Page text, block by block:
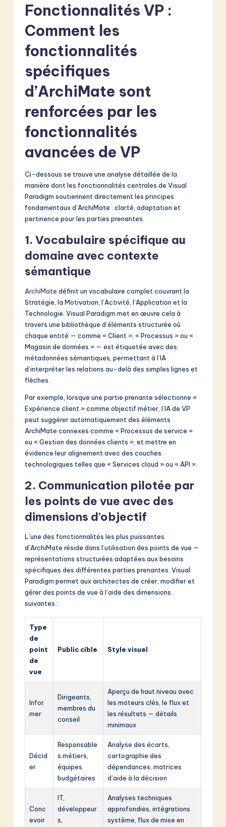
Fonctionnalités VP :
Comment les
fonctionnalités
spécifiques
d’ArchiMate sont
renforcées par les
fonctionnalités
avancées de VP
Ci-dessous se trouve une analyse détaillée de la
manière dont les fonctionnalités centrales de Visual
Paradigm soutiennent directement les principes
fondamentaux d’ArchiMate : clarté, adaptation et
pertinence pour les parties prenantes.
1. Vocabulaire spécifique au
domaine avec contexte
sémantique
ArchiMate définit un vocabulaire complet couvrant la
Stratégie, la Motivation, l’Activité, l’Application et la
Technologie. Visual Paradigm met en œuvre cela à
travers une bibliothèque d’éléments structurée où
chaque entité — comme « Client », « Processus » ou «
Magasin de données » — est étiquetée avec des
métadonnées sémantiques, permettant à l’IA
d’interpréter les relations au-delà des simples lignes et
flèches.
Par exemple, lorsque une partie prenante sélectionne «
Expérience client » comme objectif métier, l’IA de VP
peut suggérer automatiquement des éléments
ArchiMate connexes comme « Processus de service »
ou « Gestion des données clients », et mettre en
évidence leur alignement avec des couches
technologiques telles que « Services cloud » ou « API ».
2. Communication pilotée par
les points de vue avec des
dimensions d’objectif
L’une des fonctionnalités les plus puissantes
d’ArchiMate réside dans l’utilisation des points de vue —
représentations structurées adaptées aux besoins
spécifiques des différentes parties prenantes. Visual
Paradigm permet aux architectes de créer, modifier et
gérer des points de vue à l’aide des dimensions
suivantes :
Type
de
point
de
vue
Public cible Style visuel
Infor
mer
Dirigeants,
membres du
conseil
Aperçu de haut niveau avec
les moteurs clés, le flux et
les résultats — détails
minimaux
Décid
er
Responsable
s métiers,
équipes
budgétaires
Analyse des écarts,
cartographie des
dépendances, matrices
d’aide à la décision
Conc
evoir
IT,
développeur
s,
Analyses techniques
approfondies, intégrations
système, flux de mise en